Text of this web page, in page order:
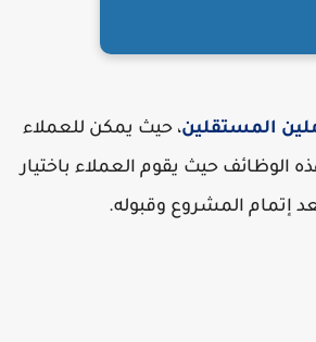
المستقلين، حيث يمكن للعملاء
الوظائف حيث يقوم العملاء باختيار
إتمام المشروع وقبوله.